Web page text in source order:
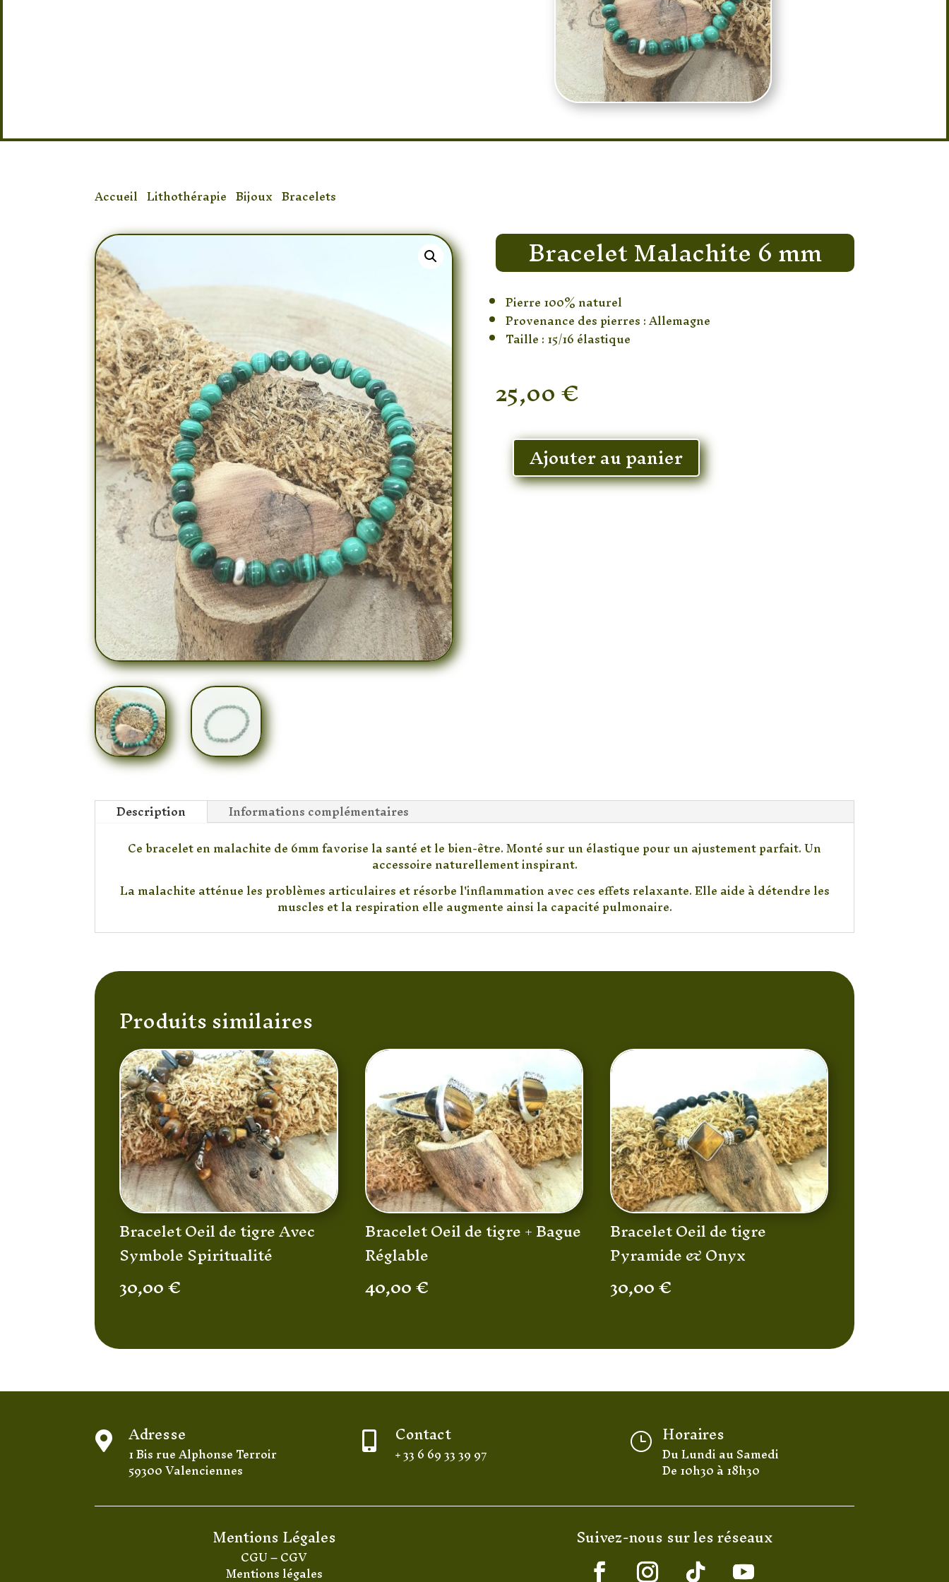
Accueil /Lithothérapie /Bijoux /Bracelets
Bracelet Malachite 6 mm
Pierre 100% naturel
Provenance des pierres : Allemagne
Taille : 15/16 élastique
25,00€
En stock
quantité
Bracelet
Ajouter au panier
Description
Informations complémentaires
Ce bracelet en malachite de 6mm favorise la santé et le bien-être. Monté sur un élastique pour un ajustement parfait. Un
accessoire naturellement inspirant.
La malachite atténue les problèmes articulaires et résorbe l'inflammation avec ces effets relaxante. Elle aide à détendre les
muscles et la respiration elle augmente ainsi la capacité pulmonaire.
Produits similaires
Bracelet Oeil de tigre Avec
Symbole Spiritualité
30,00€
Bracelet Oeil de tigre + Bague
Réglable
40,00€
Bracelet Oeil de tigre
Pyramide & Onyx
30,00€
 Adresse
1 Bis rue Alphonse Terroir
59300 Valenciennes
 Contact
+ 33 6 69 33 39 97
} Horaires
Du Lundi au Samedi
De 10h30 à 18h30
Mentions Légales
CGU–CGV
Mentions légales
Suivez-nous sur les réseaux